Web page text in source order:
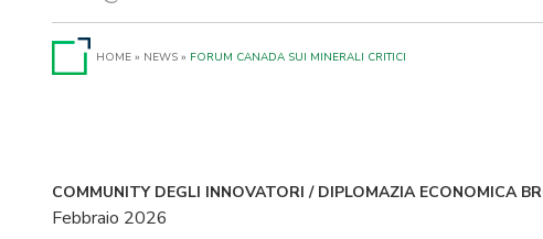
HOME » NEWS » FORUM CANADA SUI MINERALI CRITICI
COMMUNITY DEGLI INNOVATORI / DIPLOMAZIA ECONOMICA
Febbraio 2026